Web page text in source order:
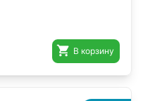
 В корзину